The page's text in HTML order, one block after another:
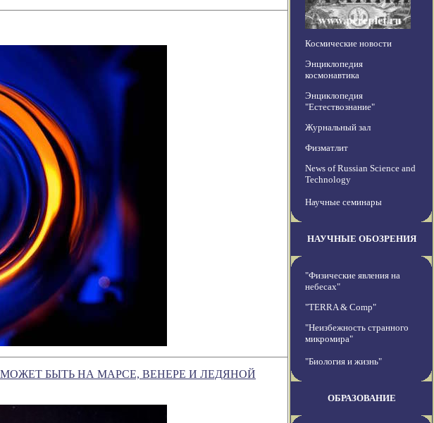
БЫТЬ НА МАРСЕ, ВЕНЕРЕ И ЛЕДЯНОЙ
Космические новости
Энциклопедия
космонавтика
Энциклопедия
"Естествознание"
Журнальный зал
Физматлит
News of Russian Science and
Technology
Научные семинары
НАУЧНЫЕ ОБОЗРЕНИЯ
"Физические явления на
небесах"
"TERRA & Comp"
"Неизбежность странного
микромира"
"Биология и жизнь"
ОБРАЗОВАНИЕ